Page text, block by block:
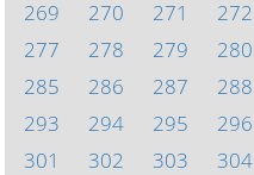
269
270 271 272
277
278 279 280
285
286 287 288
293
294 295 296
301
302 303 304